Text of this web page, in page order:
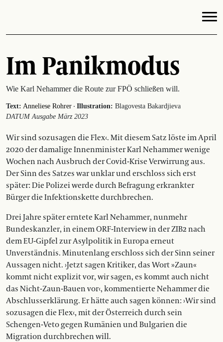
Im Panikmodus
Wie Karl Nehammer die Route zur FPÖ schließen will.
Text: Anneliese Rohrer · Illustration: Blagovesta Bakardjieva
DATUM Ausgabe März 2023
Wir sind sozusagen die Flex‹. Mit diesem Satz löste im April
2020 der damalige Innenminister Karl Nehammer wenige
Wochen nach Ausbruch der Covid-Krise Verwirrung aus.
Der Sinn des Satzes war unklar und erschloss sich erst
später: Die Polizei werde durch Befragung erkrankter
Bürger die Infektionskette durchbrechen.
Drei Jahre später erntete Karl Nehammer, nunmehr
Bundeskanzler, in einem ORF-Interview in der ZIB2 nach
dem EU-Gipfel zur Asylpolitik in Europa erneut
Unverständnis. Minutenlang erschloss sich der Sinn seiner
Aussagen nicht. ›Jetzt sagen Kritiker, das Wort »Zaun«
kommt nicht explizit vor, wir sagen, es kommt auch nicht
das Nicht-Zaun-Bauen vor‹, kommentierte Nehammer die
Abschlusserklärung. Er hätte auch sagen können: ›Wir sind
sozusagen die Flex‹, mit der Österreich durch sein
Schengen-Veto gegen Rumänien und Bulgarien die
Migration durchbrechen will.